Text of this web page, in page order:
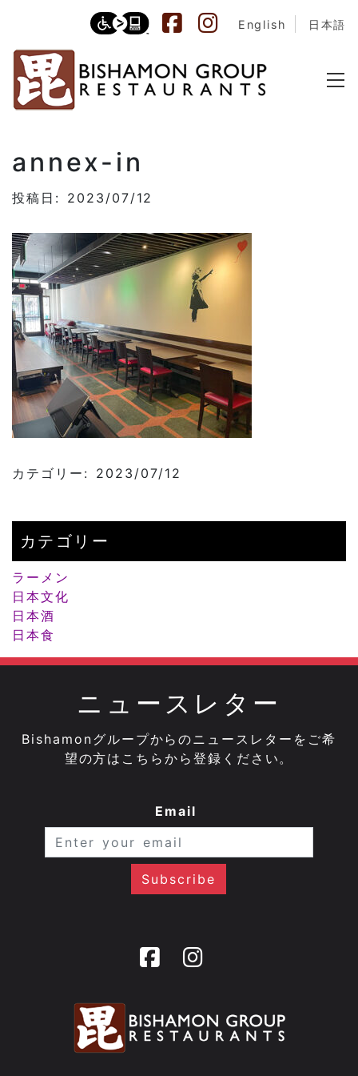
English 日本語
annex-in
投稿日: 2023/07/12
カテゴリー: 2023/07/12
カテゴリー
ラーメン
日本文化
日本酒
日本食
ニュースレター
Bishamonグループからのニュースレターをご希
望の方はこちらから登録ください。
Email